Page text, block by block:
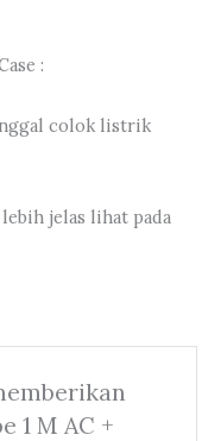
:
colok listrik
jelas lihat pada
1 M AC +